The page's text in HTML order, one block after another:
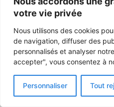
votre vie privée
Nous utilisons des cookies
de navigation, diffuser des
personnalisés et analyser
accepter", vous consentez à
Personnaliser Tout